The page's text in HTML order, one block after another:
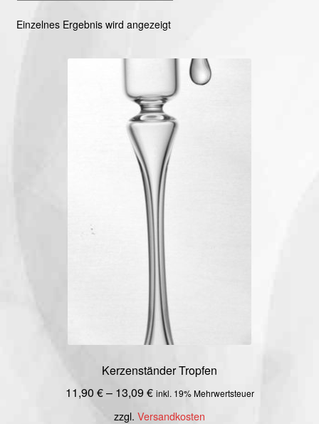
Einzelnes Ergebnis wird angezeigt
Kerzenständer Tropfen
11,90 €– 13,09€ inkl. 19% Mehrwertsteuer
zzgl. Versandkosten